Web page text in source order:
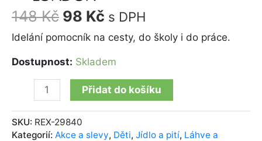
148Kč 98 Kč s DPH
Idelání pomocník na cesty, do školy i do práce.
Dostupnost: Skladem
Přidat do košíku
SKU: REX-29840
Kategorií: Akce a slevy, Děti, Jídlo a pití, Láhve a